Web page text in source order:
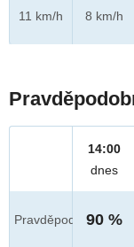
11 km/h
8 km/h
Pravděpod.
14:00
dnes
90 %